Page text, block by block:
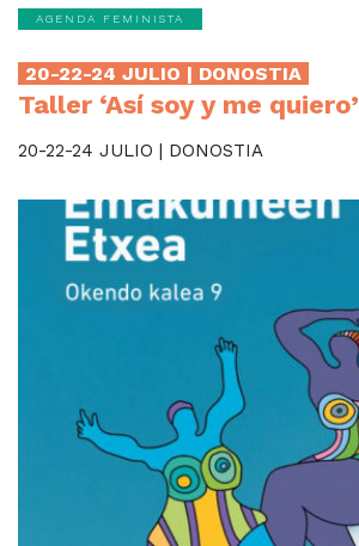
AGENDA FEMINISTA
20-22-24 JULIO | DONOSTIA
Taller ‘Así soy y me quiero’
20-22-24 JULIO | DONOSTIA